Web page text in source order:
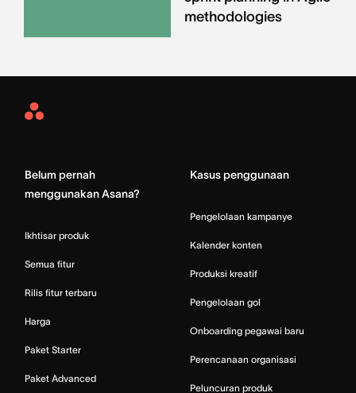
methodologies
Asana
Belum pernah
menggunakan Asana?
Ikhtisar produk
Semua fitur
Rilis fitur terbaru
Harga
Paket Starter
Paket Advanced
Kasus penggunaan
Pengelolaan kampanye
Kalender konten
Produksi kreatif
Pengelolaan gol
Onboarding pegawai baru
Perencanaan organisasi
Peluncuran produk